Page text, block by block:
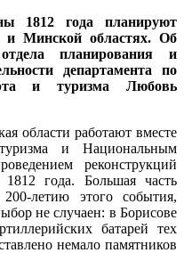
1812 года планируют
и Минской областях. Об
планирования и
департамента по
и туризма Любовь
области работают вместе
и Национальным
реконструкций
года. Большая часть
летию этого события,
не случаен: в Борисове
батарей тех
немало памятников